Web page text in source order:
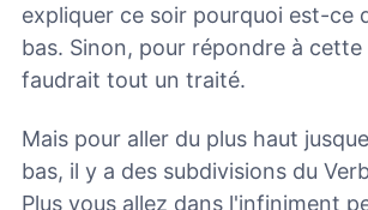
expliquer ce soir pourquoi est-ce
bas. Sinon, pour répondre à cette
faudrait tout un traité.
Mais pour aller du plus haut
bas, il y a des subdivisions du
Plus vous allez dans l'infiniment